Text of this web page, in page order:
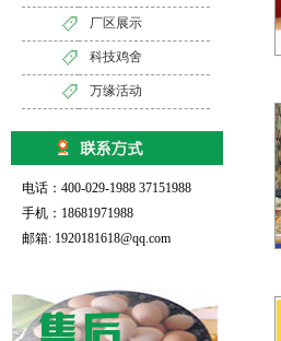
厂区展示
科技鸡舍
万缘活动
电话：400-029-1988 37151988
手机：18681971988
邮箱: 1920181618@qq.com